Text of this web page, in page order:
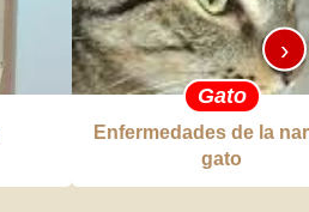
Gato
Enfermedades de la
gato
›